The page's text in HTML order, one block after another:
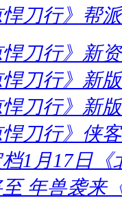
悍刀行》帮
悍刀行》新
悍刀行》新
悍刀行》新
悍刀行》侠
1月17日
年兽袭来